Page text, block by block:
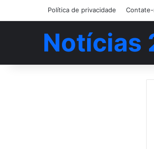
Política de privacidade
Notícias